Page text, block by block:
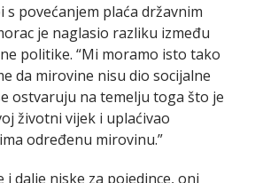
povećanjem plaća državnim
je naglasio razliku između
politike. “Mi moramo isto tako
da mirovine nisu dio socijalne
ostvaruju na temelju toga što je
životni vijek i uplaćivao
određenu mirovinu.”
i dalje niske za pojedince, oni